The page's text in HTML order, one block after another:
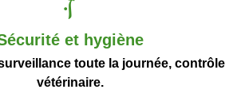
et hygiène
toute la journée, contrôle
vétérinaire.